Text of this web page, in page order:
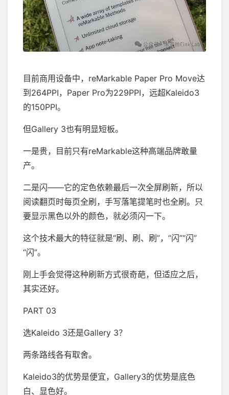
目前商用设备中，reMarkable Paper Pro Move达
到264PPI，Paper Pro为229PPI，远超Kaleido3
的150PPI。
但Gallery 3也有明显短板。
一是贵，目前只有reMarkable这种高端品牌敢量
产。
二是闪——它的定色依赖最后一次全屏刷新，所以
阅读翻页时每页全刷，手写落笔提笔时也全刷。只
要显示黑色以外的颜色，就必须闪一下。
这个技术最大的特征就是“刷、刷、刷”，“闪”“闪”
“闪”。
刚上手会觉得这种刷新方式很奇葩，但适应之后，
其实还好。
PART 03
选Kaleido 3还是Gallery 3？
两条路线各有取舍。
Kaleido3的优势是便宜，Gallery3的优势是底色
白、显色好。